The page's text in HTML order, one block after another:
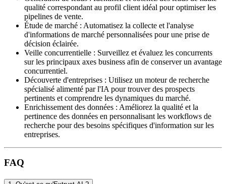
qualité correspondant au profil client idéal pour optimiser les
pipelines de vente.
Étude de marché : Automatisez la collecte et l'analyse
d'informations de marché personnalisées pour une prise de
décision éclairée.
Veille concurrentielle : Surveillez et évaluez les concurrents
sur les principaux axes business afin de conserver un avantage
concurrentiel.
Découverte d'entreprises : Utilisez un moteur de recherche
spécialisé alimenté par l'IA pour trouver des prospects
pertinents et comprendre les dynamiques du marché.
Enrichissement des données : Améliorez la qualité et la
pertinence des données en personnalisant les workflows de
recherche pour des besoins spécifiques d'information sur les
entreprises.
FAQ